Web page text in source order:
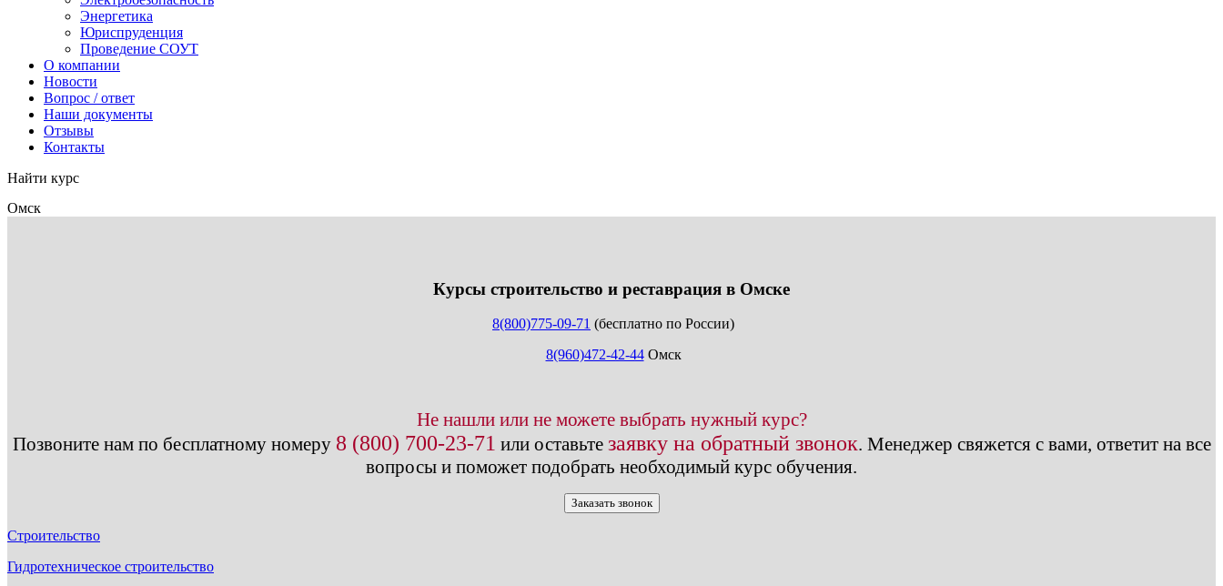
Энергетика
Юриспруденция
Проведение СОУТ
О компании
Новости
Вопрос / ответ
Наши документы
Отзывы
Контакты
Найти курс
Омск
Курсы строительство и реставрация в Омске
8(800)775-09-71 (бесплатно по России)
8(960)472-42-44Омск
Не нашли или не можете выбрать нужный курс?
Позвоните нам по бесплатному номеру 8 (800) 700-23-71 или оставьте заявку на обратный звонок. Менеджер свяжется с вами, ответит на все
вопросы и поможет подобрать необходимый курс обучения.
Заказать звонок
Строительство
Гидротехническое строительство